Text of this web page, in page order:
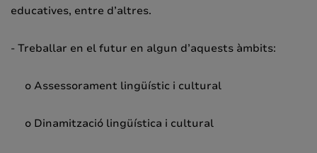
educatives, entre d’altres.
- Treballar en el futur en algun d’aquests àmbits:
o Assessorament lingüístic i cultural
o Dinamització lingüística i cultural